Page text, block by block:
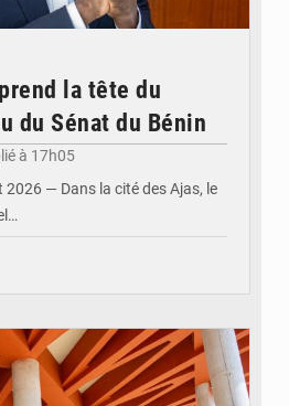
la tête du
du Sénat du Bénin
à 17h05
2026 — Dans la cité des Ajas, le